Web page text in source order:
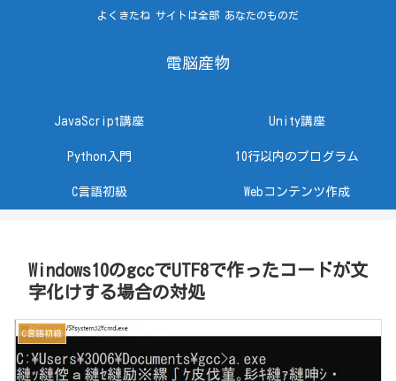
よくきたね サイトは全部 あなたのものだ
電脳産物
JavaScript講座 Unity講座
Python入門 10行以内のプログラム
C言語初級 Webコンテンツ作成
Windows10のgccでUTF8で作ったコードが文
字化けする場合の対処
C言語初級